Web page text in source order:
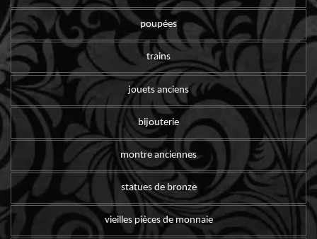
poupées
trains
jouets anciens
bijouterie
montre anciennes
statues de bronze
vieilles pièces de monnaie